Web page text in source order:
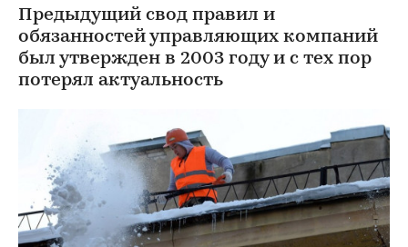
Предыдущий свод правил и
обязанностей управляющих компаний
был утвержден в 2003 году и с тех пор
потерял актуальность